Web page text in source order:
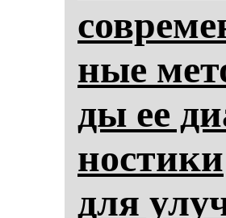
ные
ды ее
нос­ти­ки
для